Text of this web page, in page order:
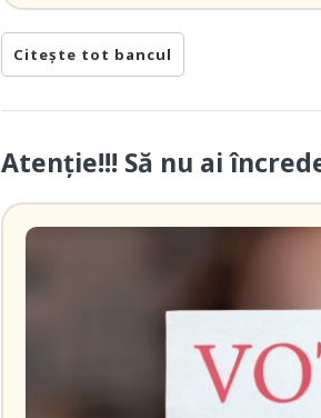
Citește tot bancul
Atenție!!! Să nu ai